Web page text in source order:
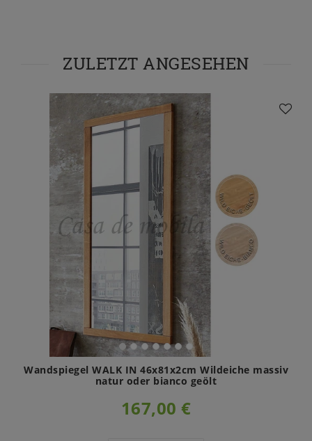
ZULETZT ANGESEHEN
Wandspiegel WALK IN 46x81x2cm Wildeiche massiv
natur oder bianco geölt
167,00 €